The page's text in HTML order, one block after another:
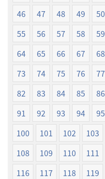
46
47 48 49 50
55
56 57 58 59
64
65 66 67 68
73
74 75 76 77
82
83 84 85 86
91
92 93 94 95
100
101 102 103
108
109 110 111
116
117 118 119